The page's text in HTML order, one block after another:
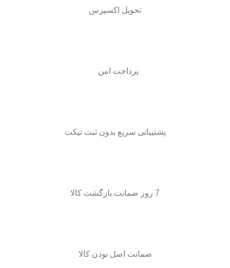
تحویل اکسپرس
پرداخت امن
پشتیبانی سریع بدون ثبت تیکت
7 روز ضمانت بازگشت کالا
ضمانت اصل بودن کالا